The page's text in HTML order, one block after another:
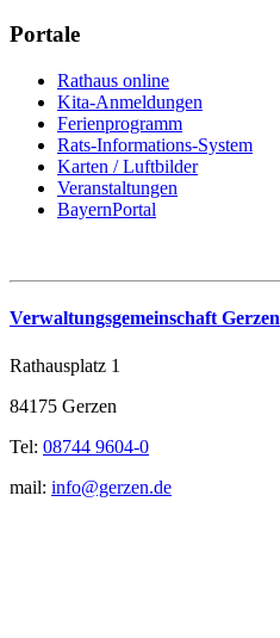
Portale
Rathaus online
Kita-Anmeldungen
Ferienprogramm
Rats-Informations-System
Karten / Luftbilder
Veranstaltungen
BayernPortal
Verwaltungsgemeinschaft Gerzen
Rathausplatz 1
84175 Gerzen
Tel: 08744 9604-0
mail: info@gerzen.de